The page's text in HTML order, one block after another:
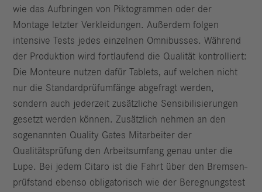
wie das Aufbringen von Piktogrammen oder der
Montage letzter Verkleidungen. Außerdem folgen
intensive Tests jedes einzelnen Omnibusses. Während
der Produktion wird fortlaufend die Qualität kontrolliert:
Die Monteure nutzen dafür Tablets, auf welchen nicht
nur die Standardprüfumfänge abgefragt werden,
sondern auch jederzeit zusätz­liche Sensibilisierungen
gesetzt werden können. Zusätzlich nehmen an den
sogenannten Quality Gates Mitarbeiter der
Qualitätsprüfung den Arbeitsum­fang genau unter die
Lupe. Bei jedem Citaro ist die Fahrt über den Bremsen­
prüfstand ebenso obligatorisch wie der Beregnungstest